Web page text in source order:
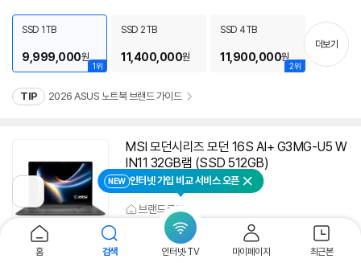
기
1위
SSD 1TB
9,999,000원
SSD 2TB
11,400,000원
2위
SSD 4TB
11,900,000원
더보기
TIP 2026 ASUS 노트북 브랜드 가이드
MSI 모던시리즈 모던 16S AI+ G3MG-U5 W
IN11 32GB램 (SSD 512GB)
1,538,310원 (40몰)
브랜드로그
상
품
1) 26.05. 등록
전
페
이
지
NEW 인터넷 가입 비교 서비스 오픈 닫기
홈 검색 인터넷·TV 마이페이지 최근본